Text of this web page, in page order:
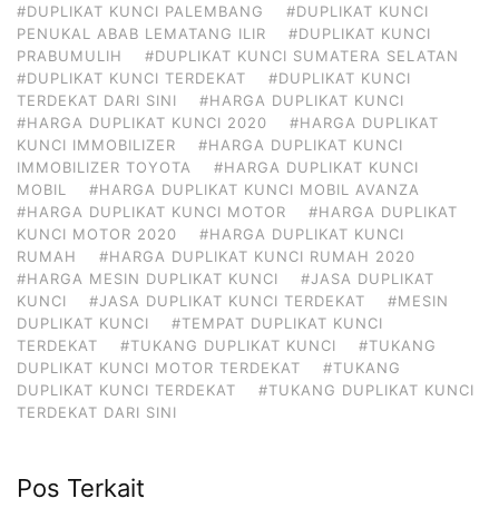
#DUPLIKAT KUNCI PALEMBANG
#DUPLIKAT KUNCI
PENUKAL ABAB LEMATANG ILIR
#DUPLIKAT KUNCI
PRABUMULIH
#DUPLIKAT KUNCI SUMATERA SELATAN
#DUPLIKAT KUNCI TERDEKAT
#DUPLIKAT KUNCI
TERDEKAT DARI SINI
#HARGA DUPLIKAT KUNCI
#HARGA DUPLIKAT KUNCI 2020
#HARGA DUPLIKAT
KUNCI IMMOBILIZER
#HARGA DUPLIKAT KUNCI
IMMOBILIZER TOYOTA
#HARGA DUPLIKAT KUNCI
MOBIL
#HARGA DUPLIKAT KUNCI MOBIL AVANZA
#HARGA DUPLIKAT KUNCI MOTOR
#HARGA DUPLIKAT
KUNCI MOTOR 2020
#HARGA DUPLIKAT KUNCI
RUMAH
#HARGA DUPLIKAT KUNCI RUMAH 2020
#HARGA MESIN DUPLIKAT KUNCI
#JASA DUPLIKAT
KUNCI
#JASA DUPLIKAT KUNCI TERDEKAT
#MESIN
DUPLIKAT KUNCI
#TEMPAT DUPLIKAT KUNCI
TERDEKAT
#TUKANG DUPLIKAT KUNCI
#TUKANG
DUPLIKAT KUNCI MOTOR TERDEKAT
#TUKANG
DUPLIKAT KUNCI TERDEKAT
#TUKANG DUPLIKAT KUNCI
TERDEKAT DARI SINI
Pos Terkait